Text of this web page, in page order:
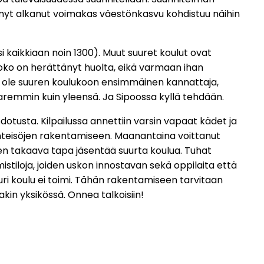
alkanut voimakas väestönkasvu kohdistuu näihin
noin 1300). Muut suuret koulut ovat
on herättänyt huolta, eikä varmaan ihan
suuren koulukoon ensimmäinen kannattaja,
kuin yleensä. Ja Sipoossa kyllä tehdään.
Kilpailussa annettiin varsin vapaat kädet ja
rakentamiseen. Maanantaina voittanut
takaava tapa jäsentää suurta koulua. Tuhat
joiden uskon innostavan sekä oppilaita että
koulu ei toimi. Tähän rakentamiseen tarvitaan
yksikössä. Onnea talkoisiin!